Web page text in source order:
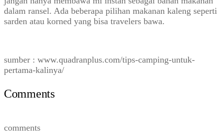
dalam ransel. Ada beberapa pilihan makanan kaleng seperti
sarden atau korned yang bisa travelers bawa.
sumber : www.quadranplus.com/tips-camping-untuk-
pertama-kalinya/
Comments
comments